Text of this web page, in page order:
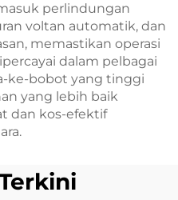
perlindungan
voltan automatik, dan
memastikan operasi
dalam pelbagai
ke-bobot yang tinggi
yang lebih baik
dan kos-efektif